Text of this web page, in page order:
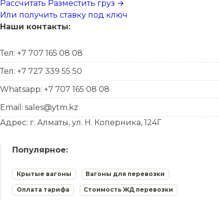
Рассчитать Разместить груз →
Или получить ставку под ключ
Наши контакты:
Тел: +7 707 165 08 08
Тел: +7 727 339 55 50
Whatsapp: +7 707 165 08 08
Email: sales@ytm.kz
Адрес: г. Алматы, ул. Н. Коперника, 124Г
Популярное:
Крытые вагоны Вагоны для перевозки
Оплата тарифа Стоимость ЖД перевозки